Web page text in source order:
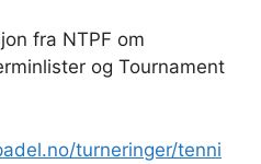
fra NTPF om
og Tournament
turneringer/tenni